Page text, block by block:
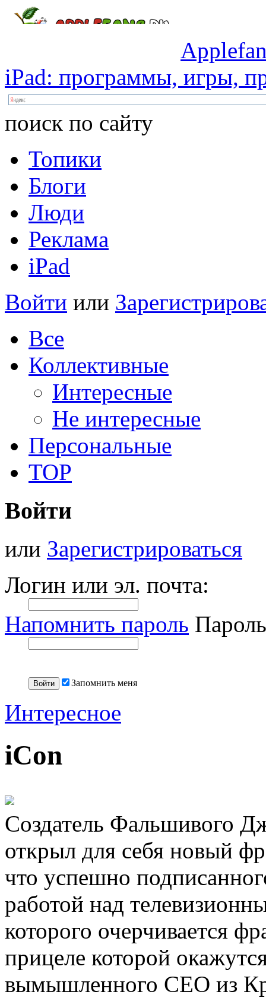
iPad: программы, игры,
поиск по сайту
Топики
Блоги
Люди
Реклама
iPad
Войти или
Все
Коллективные
Интересные
Не интересные
Персональные
TOP
Войти
или Зарегистрироваться
Логин или эл. почта:
Напомнить пароль
Запомнить меня
Интересное
iCon
Создатель Фальшивого
открыл для себя новый
что успешно
работой над
которого очерчивается
прицеле которой
вымышленного CEO из